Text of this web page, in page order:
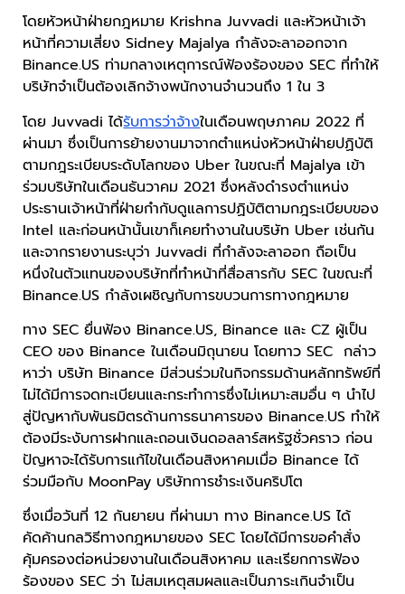
โดยหัวหน้าฝ่ายกฎหมาย Krishna Juvvadi และหัวหน้าเจ้า
หน้าที่ความเสี่ยง Sidney Majalya กำลังจะลาออกจาก
Binance.US ท่ามกลางเหตุการณ์ฟ้องร้องของ SEC ที่ทำให้
บริษัทจำเป็นต้องเลิกจ้างพนักงานจำนวนถึง 1 ใน 3
โดย Juvvadi ได้รับการว่าจ้างในเดือนพฤษภาคม 2022 ที่
ผ่านมา ซึ่งเป็นการย้ายงานมาจากตำแหน่งหัวหน้าฝ่ายปฏิบัติ
ตามกฎระเบียบระดับโลกของ Uber ในขณะที่ Majalya เข้า
ร่วมบริษัทในเดือนธันวาคม 2021 ซึ่งหลังดำรงตำแหน่ง
ประธานเจ้าหน้าที่ฝ่ายกำกับดูแลการปฏิบัติตามกฎระเบียบของ
Intel และก่อนหน้านั้นเขาก็เคยทำงานในบริษัท Uber เช่นกัน
และจากรายงานระบุว่า Juvvadi ที่กำลังจะลาออก ถือเป็น
หนึ่งในตัวแทนของบริษัทที่ทำหน้าที่สื่อสารกับ SEC ในขณะที่
Binance.US กำลังเผชิญกับการขบวนการทางกฎหมาย
ทาง SEC ยื่นฟ้อง Binance.US, Binance และ CZ ผู้เป็น
CEO ของ Binance ในเดือนมิถุนายน โดยทาว SEC กล่าว
หาว่า บริษัท Binance มีส่วนร่วมในกิจกรรมด้านหลักทรัพย์ที่
ไม่ได้มีการจดทะเบียนและกระทำการซึ่งไม่เหมาะสมอื่น ๆ นำไป
สู่ปัญหากับพันธมิตรด้านการธนาคารของ Binance.US ทำให้
ต้องมีระงับการฝากและถอนเงินดอลลาร์สหรัฐชั่วคราว ก่อน
ปัญหาจะได้รับการแก้ไขในเดือนสิงหาคมเมื่อ Binance ได้
ร่วมมือกับ MoonPay บริษัทการชำระเงินคริปโต
ซึ่งเมื่อวันที่ 12 กันยายน ที่ผ่านมา ทาง Binance.US ได้
คัดค้านกลวิธีทางกฎหมายของ SEC โดยได้มีการขอคำสั่ง
คุ้มครองต่อหน่วยงานในเดือนสิงหาคม และเรียกการฟ้อง
ร้องของ SEC ว่า ไม่สมเหตุสมผลและเป็นภาระเกินจำเป็น